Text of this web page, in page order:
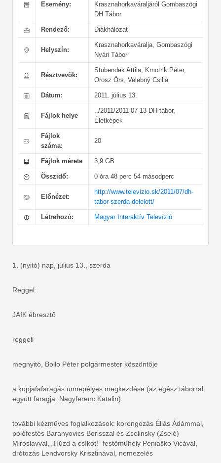
Esemény:
Krasznahorkaváraljáról Gombaszögi
DH Tábor
Rendező: Diákhálózat
Helyszín:
Krasznahorkaváralja, Gombaszögi
Nyári Tábor
Résztvevők:
Stubendek Attila, Kmotrik Péter,
Orosz Örs, Velebný Csilla
Dátum: 2011. július 13.
Fájlok helye
../2011/2011-07-13 DH tábor,
Életképek
Fájlok
száma:
20
Fájlok mérete 3,9 GB
Összidő: 0 óra 48 perc 54 másodperc
Előnézet:
http://www.televizio.sk/2011/07/dh-
tabor-szerda-delelott/
Létrehozó: Magyar Interaktív Televízió
1. (nyitó) nap, július 13., szerda
Reggel:
JAIK ébresztő
reggeli
megnyitó, Bollo Péter polgármester köszöntője
a kopjafafaragás ünnepélyes megkezdése (az egész táborral
együtt faragja: Nagyferenc Katalin)
további kézműves foglalkozások: korongozás Éliás Ádámmal,
pólófestés Baranyovics Borisszal és Zselinsky (Zselé)
Miroslavval, „Húzd a csíkot!” festőműhely Peniaško Vicával,
drótozás Lendvorsky Krisztinával, nemezelés